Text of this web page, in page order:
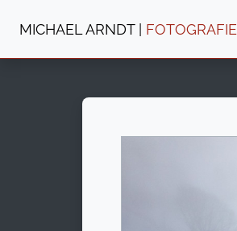
MICHAEL ARNDT | FOTOGRAFIE